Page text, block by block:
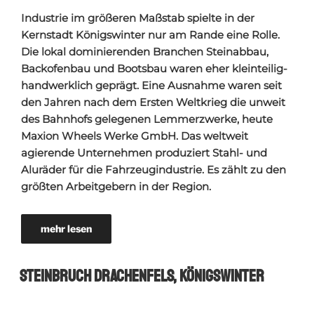
Industrie im größeren Maßstab spielte in der
Kernstadt Königswinter nur am Rande eine Rolle.
Die lokal dominierenden Branchen Steinabbau,
Backofenbau und Bootsbau waren eher kleinteilig-
handwerklich geprägt. Eine Ausnahme waren seit
den Jahren nach dem Ersten Weltkrieg die unweit
des Bahnhofs gelegenen Lemmerzwerke, heute
Maxion Wheels Werke GmbH. Das weltweit
agierende Unternehmen produziert Stahl- und
Aluräder für die Fahrzeugindustrie. Es zählt zu den
größten Arbeitgebern in der Region.
mehr lesen
Steinbruch Drachenfels, Königswinter